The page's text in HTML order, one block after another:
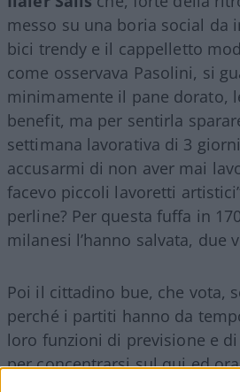
messo su una boria social da
bici trendy e il cappelletto
come osservava Pasolini, si
minimamente il pane dorato,
benefit, ma per sentirla
settimana lavorativa di 3
accusarmi di non aver mai
facevo piccoli lavoretti
perline? Per questa fuffa in
milanesi l’hanno salvata, due
Poi il cittadino bue, che vota,
perché i partiti hanno da
loro funzioni di previsione e
per concentrarsi sul qui ed